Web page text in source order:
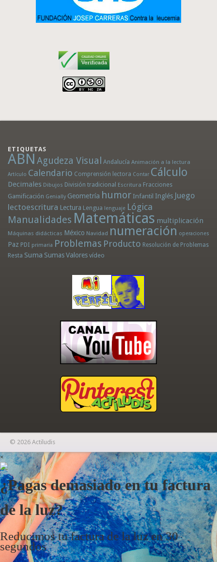
ETIQUETAS
ABN Agudeza Visual Andalucía Animación a la lectura
Artículo Calendario Comprensión lectora Contar Cálculo
Decimales Dibujos División tradicional Escritura Fracciones
Gamificación Genially Geometría humor Infantil Inglés Juego
lectoescritura Lectura Lengua lenguaje Lógica
Manualidades Matemáticas multiplicación
Máquinas didácticas México Navidad numeración operaciones
Paz PDI primaria Problemas Producto Resolución de Problemas
Resta Suma Sumas Valores vídeo
© 2026 Actiludis
×
¿Pagas demasiado en tu factura
de la luz?
Reducimos tu factura de la luz en 30
segundos